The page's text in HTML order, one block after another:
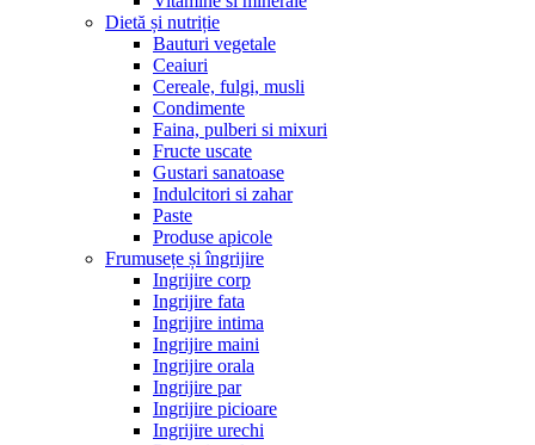
Dietă și nutriție
Bauturi vegetale
Ceaiuri
Cereale, fulgi, musli
Condimente
Faina, pulberi si mixuri
Fructe uscate
Gustari sanatoase
Indulcitori si zahar
Paste
Produse apicole
Frumusețe și îngrijire
Ingrijire corp
Ingrijire fata
Ingrijire intima
Ingrijire maini
Ingrijire orala
Ingrijire par
Ingrijire picioare
Ingrijire urechi